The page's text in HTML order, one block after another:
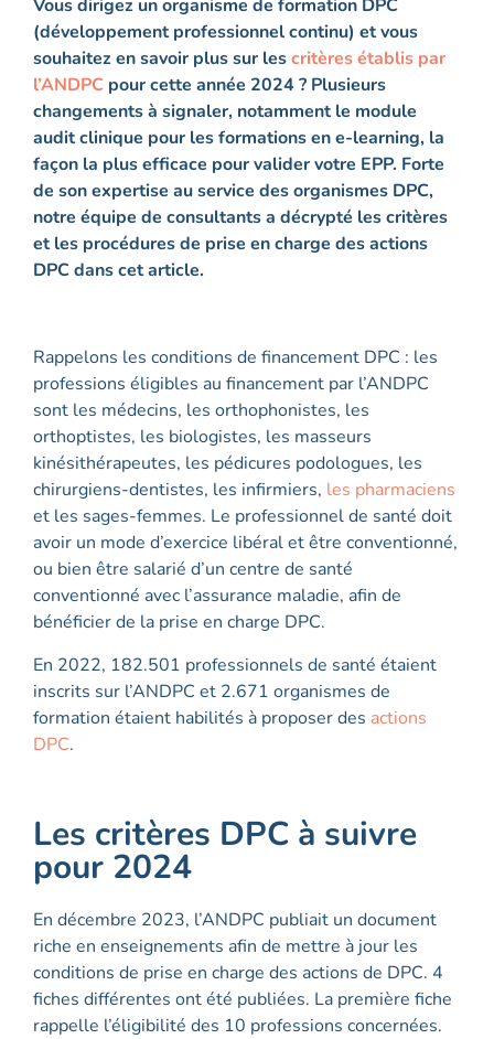
Vous dirigez un organisme de formation DPC
(développement professionnel continu) et vous
souhaitez en savoir plus sur lescritères établis par
l’ANDPC pour cette année 2024 ? Plusieurs
changements à signaler, notamment le module
audit clinique pour les formations en e-learning, la
façon la plus efficace pour valider votre EPP. Forte
de son expertise au service des organismes DPC,
notre équipe de consultants a décrypté les critères
et les procédures de prise en charge des actions
DPC dans cet article.
Rappelons les conditions de financement DPC : les
professions éligibles au financement par l’ANDPC
sont les médecins, les orthophonistes, les
orthoptistes, les biologistes, les masseurs
kinésithérapeutes, les pédicures podologues, les
chirurgiens-dentistes, les infirmiers, les pharmaciens
et les sages-femmes. Le professionnel de santé doit
avoir un mode d’exercice libéral et être conventionné,
ou bien être salarié d’un centre de santé
conventionné avec l’assurance maladie, afin de
bénéficier de la prise en charge DPC.
En 2022, 182.501 professionnels de santé étaient
inscrits sur l’ANDPC et 2.671 organismes de
formation étaient habilités à proposer des actions
DPC.
Les critères DPC à suivre
pour 2024
En décembre 2023, l’ANDPC publiait un document
riche en enseignements afin de mettre à jour les
conditions de prise en charge des actions de DPC. 4
fiches différentes ont été publiées. La première fiche
rappelle l’éligibilité des 10 professions concernées.